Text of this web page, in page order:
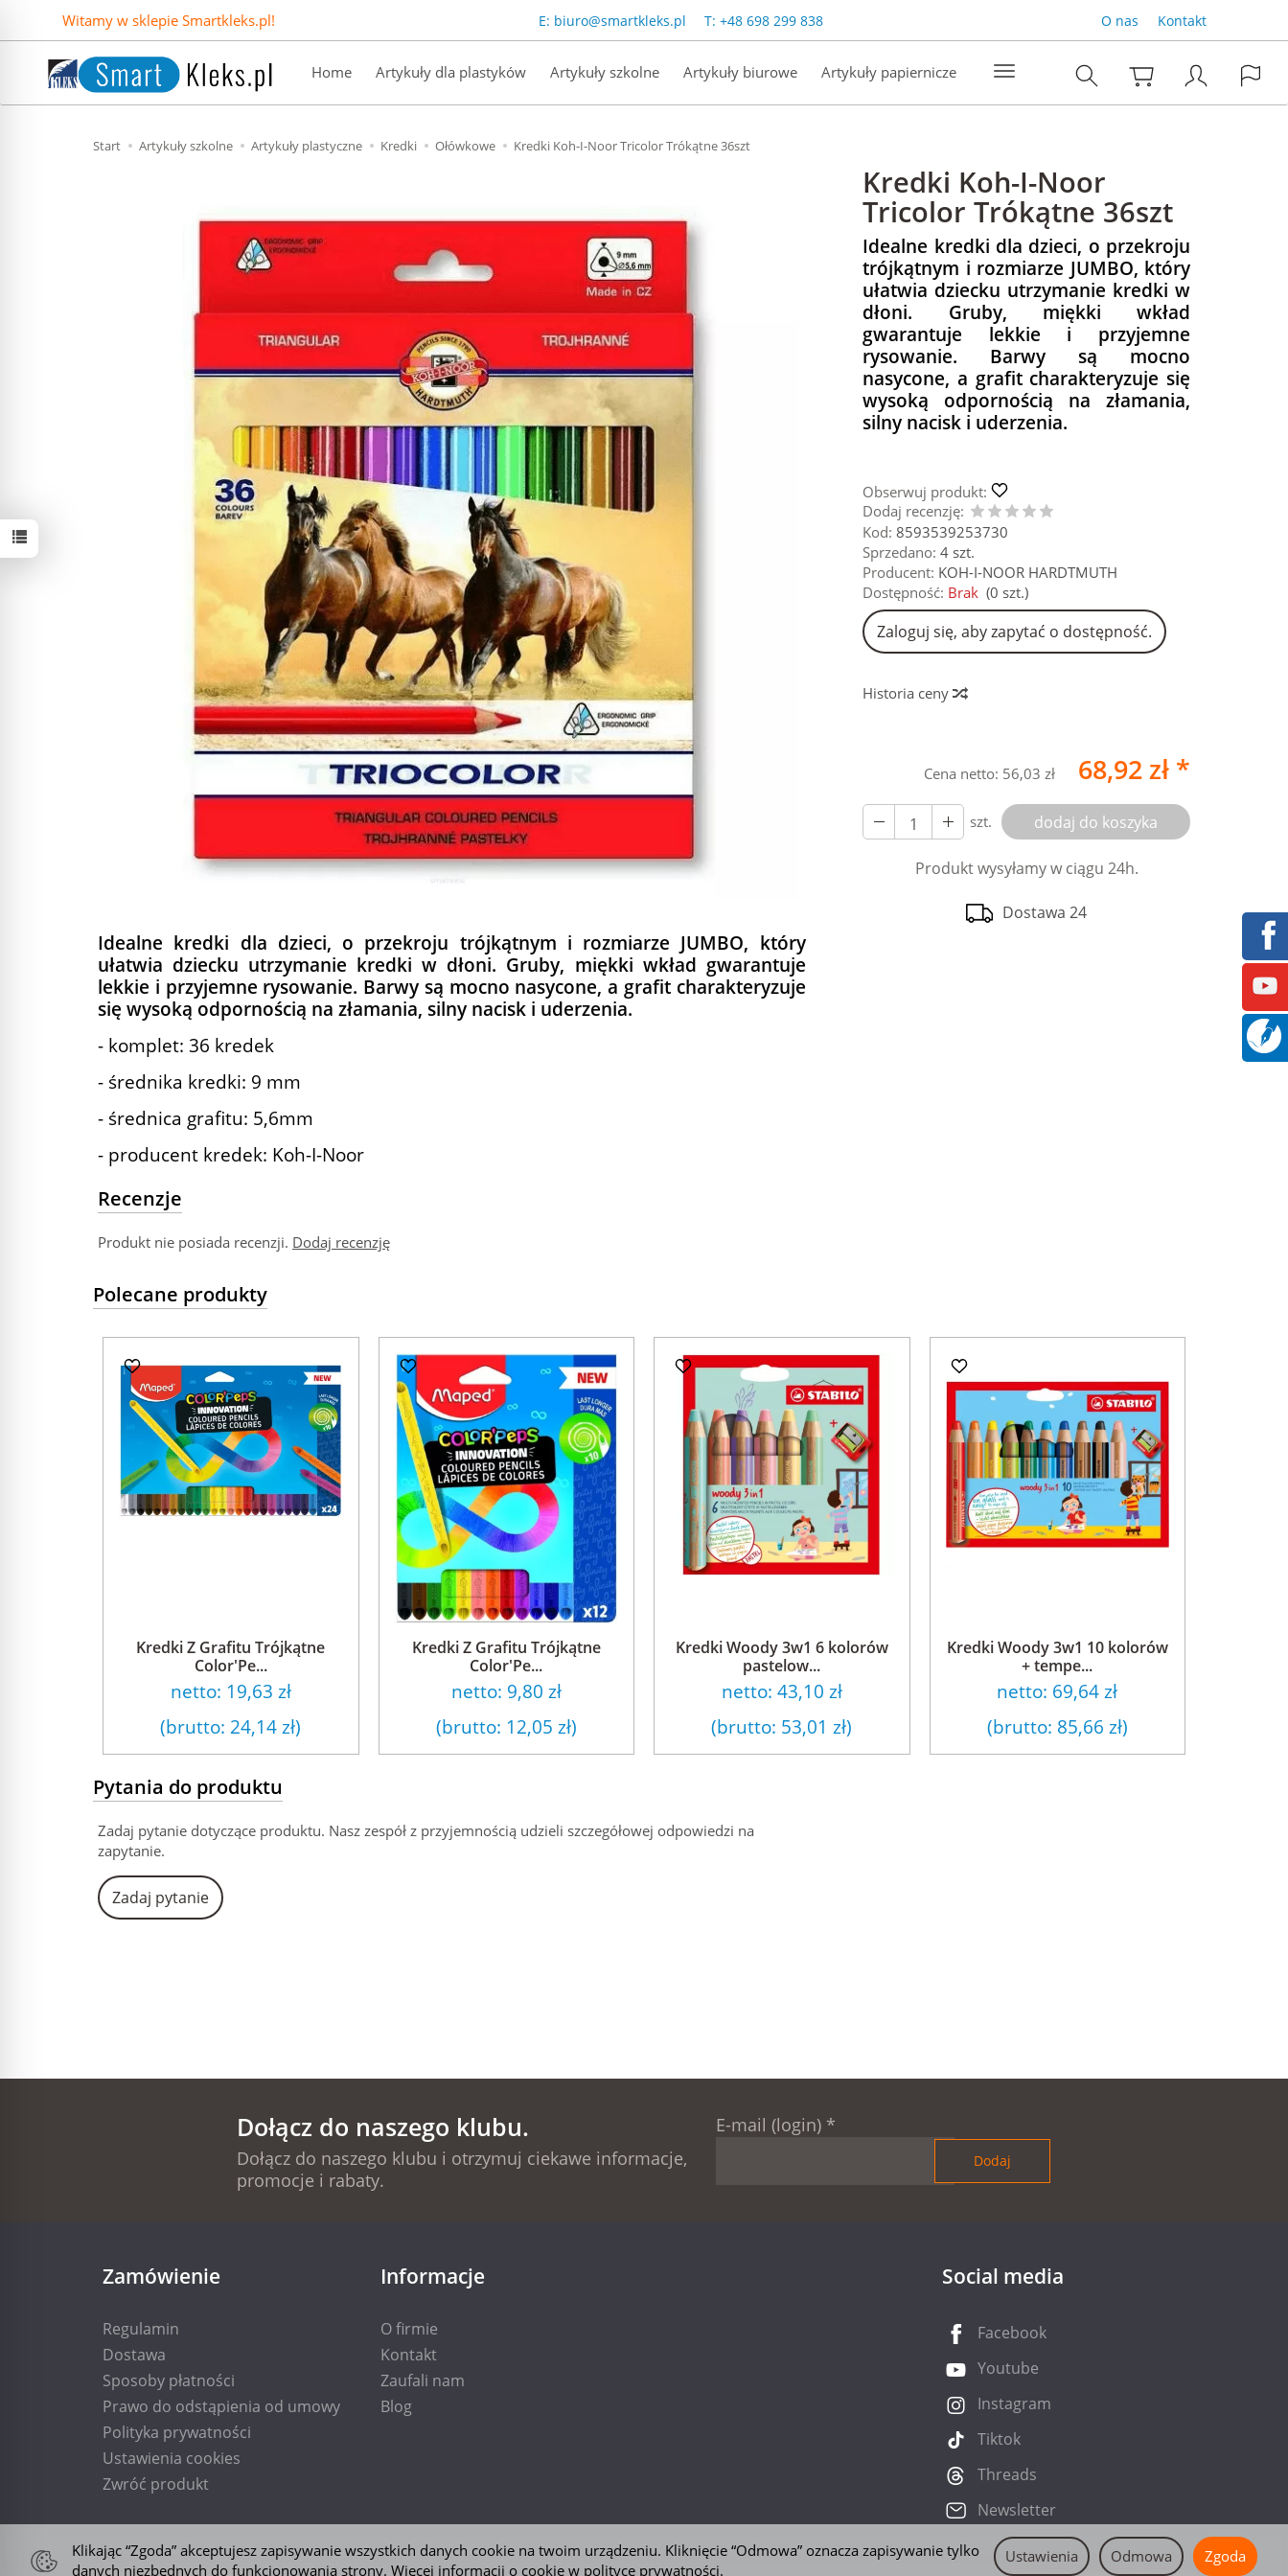
Witamy w sklepie Smartkleks.pl! E: biuro@smartkleks.pl T: +48 698 299 838 O nas Kontakt
Home Artykuły dla plastyków Artykuły szkolne Artykuły biurowe Artykuły papiernicze
Start Artykuły szkolne Artykuły plastyczne Kredki Ołówkowe Kredki Koh-I-Noor Tricolor Trókątne 36szt
Kredki Koh-I-Noor
Tricolor Trókątne 36szt
Idealne kredki dla dzieci, o przekroju
trójkątnym i rozmiarze JUMBO, który
ułatwia dziecku utrzymanie kredki w
dłoni. Gruby, miękki wkład
gwarantuje lekkie i przyjemne
rysowanie. Barwy są mocno
nasycone, a grafit charakteryzuje się
wysoką odpornością na złamania,
silny nacisk i uderzenia.
Obserwuj produkt:
Dodaj recenzję:
Kod: 8593539253730
Sprzedano: 4 szt.
Producent: KOH-I-NOOR HARDTMUTH
Dostępność: Brak (0 szt.)
Zaloguj się, aby zapytać o dostępność.
Historia ceny
Cena netto: 56,03 zł 68,92 zł *
szt. dodaj do koszyka
Produkt wysyłamy w ciągu 24h.
Dostawa 24
Idealne kredki dla dzieci, o przekroju trójkątnym i rozmiarze JUMBO, który
ułatwia dziecku utrzymanie kredki w dłoni. Gruby, miękki wkład gwarantuje
lekkie i przyjemne rysowanie. Barwy są mocno nasycone, a grafit charakteryzuje
się wysoką odpornością na złamania, silny nacisk i uderzenia.
- komplet: 36 kredek
- średnika kredki: 9 mm
- średnica grafitu: 5,6mm
- producent kredek: Koh-I-Noor
Recenzje
Produkt nie posiada recenzji. Dodaj recenzję
Polecane produkty
Kredki Z Grafitu Trójkątne
Color'Pe...
netto: 19,63 zł
(brutto: 24,14 zł)
Kredki Z Grafitu Trójkątne
Color'Pe...
netto: 9,80 zł
(brutto: 12,05 zł)
Kredki Woody 3w1 6 kolorów
pastelow...
netto: 43,10 zł
(brutto: 53,01 zł)
Kredki Woody 3w1 10 kolorów
+ tempe...
netto: 69,64 zł
(brutto: 85,66 zł)
Pytania do produktu
Zadaj pytanie dotyczące produktu. Nasz zespół z przyjemnością udzieli szczegółowej odpowiedzi na
zapytanie.
Zadaj pytanie
Dołącz do naszego klubu.
Dołącz do naszego klubu i otrzymuj ciekawe informacje,
promocje i rabaty.
E-mail (login) *
Zamówienie
Regulamin
Dostawa
Sposoby płatności
Prawo do odstąpienia od umowy
Polityka prywatności
Ustawienia cookies
Zwróć produkt
Informacje
O firmie
Kontakt
Zaufali nam
Blog
Social media
Facebook
Youtube
Instagram
Tiktok
Threads
Newsletter
Klikając “Zgoda” akceptujesz zapisywanie wszystkich danych cookie na twoim urządzeniu. Kliknięcie “Odmowa” oznacza zapisywanie tylko
danych niezbędnych do funkcjonowania strony. Więcej informacji o cookie w polityce prywatności.
Ustawienia Odmowa Zgoda